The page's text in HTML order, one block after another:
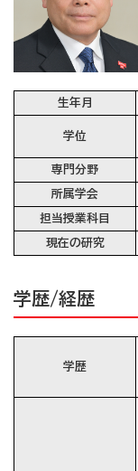
生年月
学位
専門分野
所属学会
担当授業科目
現在の研究
学歴/経歴
学歴